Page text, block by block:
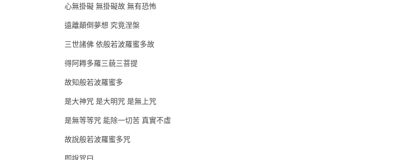
心無掛礙 無掛礙故 無有恐怖
遠離顛倒夢想 究竟涅槃
三世諸佛 依般若波羅蜜多故
得阿耨多羅三藐三菩提
故知般若波羅蜜多
是大神咒 是大明咒 是無上咒
是無等等咒 能除一切苦 真實不虛
故說般若波羅蜜多咒
即說咒曰